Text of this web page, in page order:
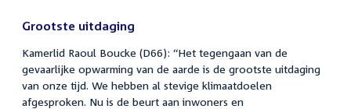
Grootste uitdaging
Kamerlid Raoul Boucke (D66): “Het tegengaan van de
gevaarlijke opwarming van de aarde is de grootste uitdaging
van onze tijd. We hebben al stevige klimaatdoelen
afgesproken. Nu is de beurt aan inwoners en